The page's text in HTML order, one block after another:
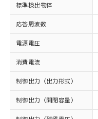
標準検出物体
応答周波数
電源電圧
消費電流
制御出力（出力形式）
制御出力（開閉容量）